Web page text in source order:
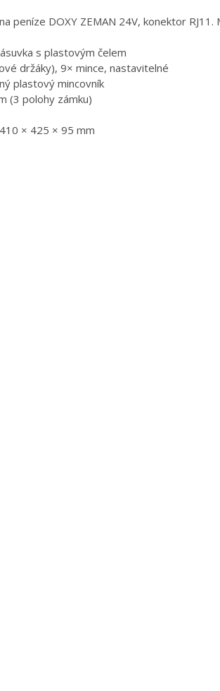
peníze DOXY ZEMAN 24V, konektor
s plastovým čelem
držáky), 9× mince, nastavitelné
plastový mincovník
(3 polohy zámku)
× 425 × 95 mm